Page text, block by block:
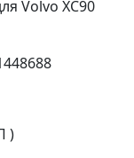
Volvo XC90
)